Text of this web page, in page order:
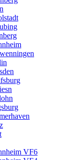
VF6